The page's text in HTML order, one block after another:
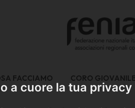
a cuore la tua privacy
FACCIAMO CORO